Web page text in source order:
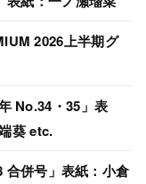
2026上半期グ
No.34・35」表
葵 etc.
合併号」表紙：小倉